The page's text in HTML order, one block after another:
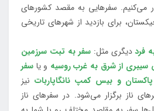
می‌کنیم. سفرهایی به مقصد کشورهای
برای بازدید از شهرهای تاریخی
فرددیگری مثل:سفر به تبت سرزمین
سیبری از شرق به غرب روسیه و یا سفر
و بیس کمپ نانگاپاربات نیز
ناز برگزار می‌شود. در سفرهای ناز